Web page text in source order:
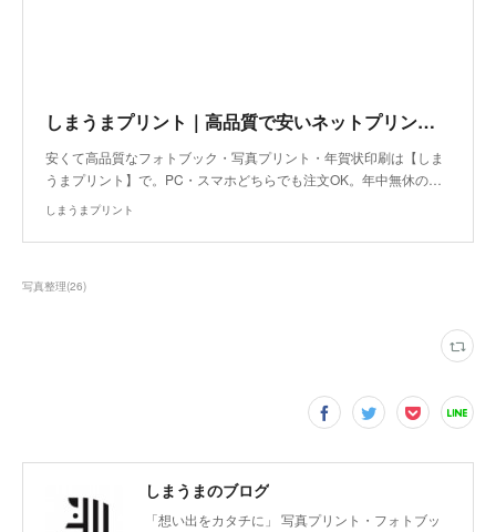
しまうまプリント｜高品質で安いネットプリント専門店
安くて高品質なフォトブック・写真プリント・年賀状印刷は【しま
うまプリント】で。PC・スマホどちらでも注文OK。年中無休の…
しまうまプリント
写真整理(26)
しまうまのブログ
「想い出をカタチに」 写真プリント・フォトブッ